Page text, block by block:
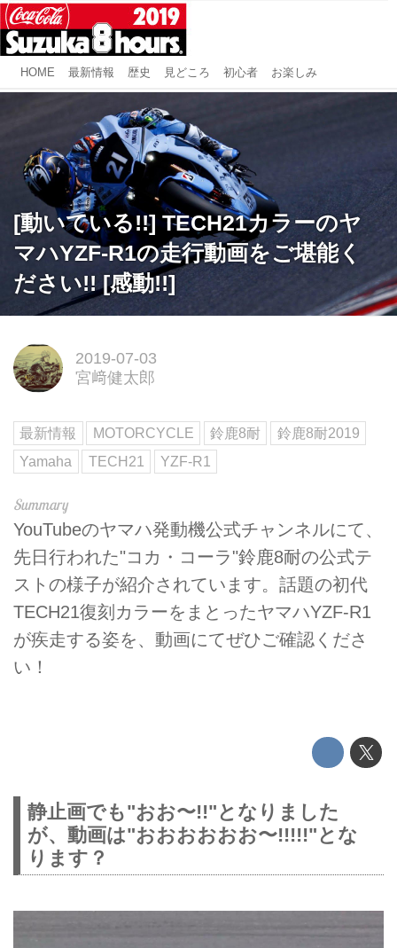
HOME 最新情報 歴史 見どころ 初心者 お楽しみ
[動いている!!] TECH21カラーのヤ
マハYZF-R1の走行動画をご堪能く
ださい!! [感動!!]
2019-07-03
宮﨑健太郎
最新情報 MOTORCYCLE 鈴鹿8耐
鈴鹿8耐2019
Yamaha
TECH21 YZF-R1
YouTubeのヤマハ発動機公式チャンネルにて、
先日行われた"コカ・コーラ"鈴鹿8耐の公式テ
ストの様子が紹介されています。話題の初代
TECH21復刻カラーをまとったヤマハYZF-R1
が疾走する姿を、動画にてぜひご確認くださ
い！
静止画でも"おお〜!!"となりました
が、動画は"おおおおおお〜!!!!!"とな
ります？